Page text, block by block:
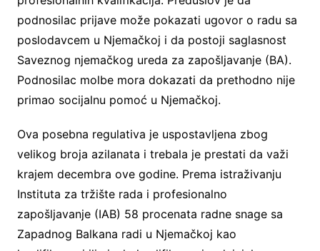
podnosilac prijave može pokazati ugovor o radu sa
poslodavcem u Njemačkoj i da postoji saglasnost
Saveznog njemačkog ureda za zapošljavanje (BA).
Podnosilac molbe mora dokazati da prethodno nije
primao socijalnu pomoć u Njemačkoj.
Ova posebna regulativa je uspostavljena zbog
velikog broja azilanata i trebala je prestati da važi
krajem decembra ove godine. Prema istraživanju
Instituta za tržište rada i profesionalno
zapošljavanje (IAB) 58 procenata radne snage sa
Zapadnog Balkana radi u Njemačkoj kao